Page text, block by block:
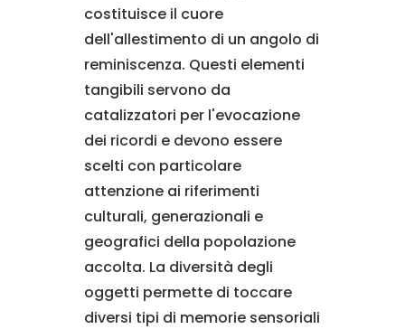
costituisce il cuore
dell'allestimento di un angolo di
reminiscenza. Questi elementi
tangibili servono da
catalizzatori per l'evocazione
dei ricordi e devono essere
scelti con particolare
attenzione ai riferimenti
culturali, generazionali e
geografici della popolazione
accolta. La diversità degli
oggetti permette di toccare
diversi tipi di memorie sensoriali